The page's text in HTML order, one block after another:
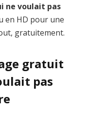
ne voulait pas
en HD pour une
gratuitement.
gratuit
pas